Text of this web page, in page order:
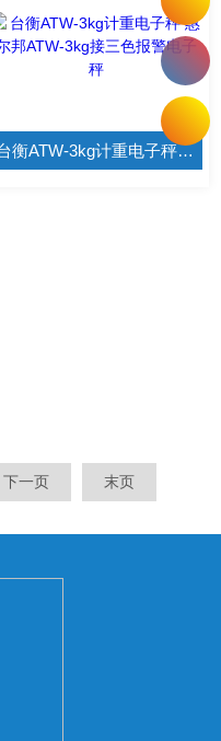
台衡ATW-3kg计重电子秤 惠尔邦ATW-3kg接三色报警电子秤
下一页 末页